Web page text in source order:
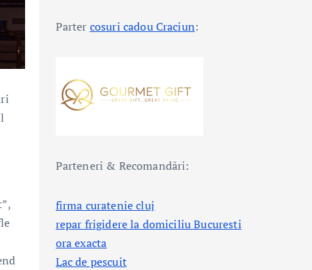
Parter cosuri cadou Craciun:
Parteneri & Recomandări:
firma curatenie cluj
repar frigidere la domiciliu Bucuresti
ora exacta
Lac de pescuit